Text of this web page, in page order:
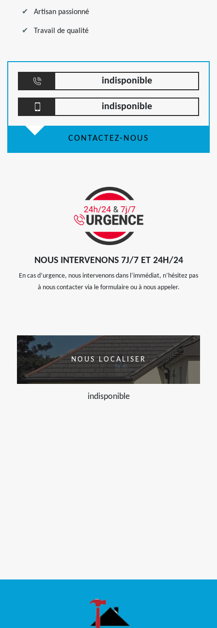
Artisan passionné
Travail de qualité
indisponible
indisponible
CONTACTEZ-NOUS
NOUS INTERVENONS 7J/7 ET 24H/24
En cas d’urgence, nous intervenons dans l’immédiat, n’hésitez pas
à nous contacter via le formulaire ou à nous appeler.
NOUS LOCALISER
indisponible